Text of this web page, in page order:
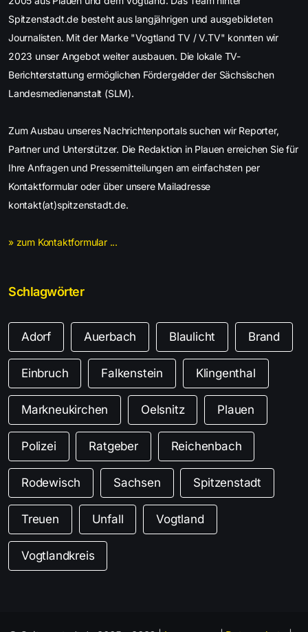
Spitzenstadt.de besteht aus langjährigen und ausgebildeten
Journalisten. Mit der Marke "Vogtland TV / V.TV" konnten wir
2023 unser Angebot weiter ausbauen. Die lokale TV-
Berichterstattung ermöglichen Fördergelder der Sächsischen
Landesmedienanstalt (SLM).
Zum Ausbau unseres Nachrichtenportals suchen wir Reporter,
Partner und Unterstützer. Die Redaktion in Plauen erreichen Sie für
Ihre Anfragen und Pressemitteilungen am einfachsten per
Kontaktformular oder über unsere Mailadresse
kontakt(at)spitzenstadt.de.
» zum Kontaktformular ...
Schlagwörter
Adorf Auerbach Blaulicht Brand
Einbruch Falkenstein Klingenthal
Markneukirchen Oelsnitz Plauen
Polizei Ratgeber Reichenbach
Rodewisch Sachsen Spitzenstadt
Treuen Unfall Vogtland
Vogtlandkreis